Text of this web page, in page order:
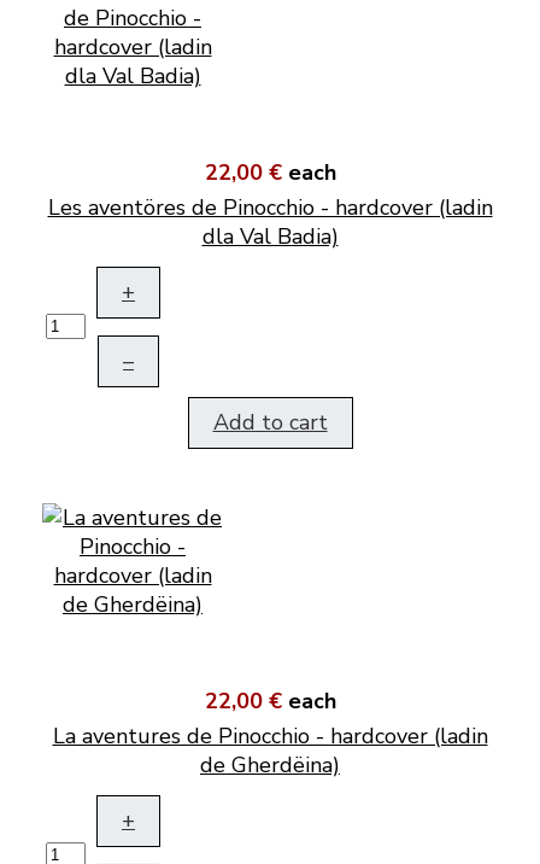
22,00 € each
Les aventöres de Pinocchio - hardcover (ladin
dla Val Badia)
+
–
Add to cart
22,00 € each
La aventures de Pinocchio - hardcover (ladin
de Gherdëina)
+